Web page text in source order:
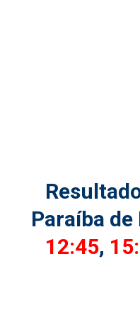
Paraíba de
12:45,